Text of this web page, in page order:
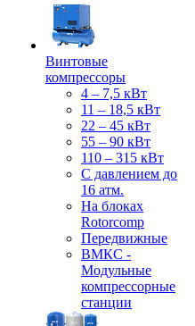
Винтовые
компрессоры
4 – 7,5 кВт
11 – 18,5 кВт
22 – 45 кВт
55 – 90 кВт
110 – 315 кВт
С давлением до
16 атм.
На блоках
Rotorcomp
Передвижные
ВМКС -
Модульные
компрессорные
станции